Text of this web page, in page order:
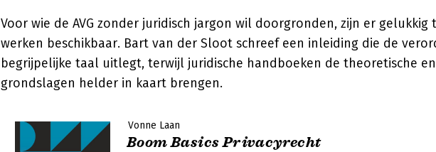
Voor wie de AVG zonder juridisch jargon wil doorgronden, zijn er gelukkig
werken beschikbaar. Bart van der Sloot schreef een inleiding die de
begrijpelijke taal uitlegt, terwijl juridische handboeken de theoretische
grondslagen helder in kaart brengen.
Vonne Laan
Boom Basics Privacyrecht